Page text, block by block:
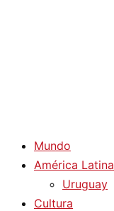
Mundo
América Latina
Uruguay
Cultura